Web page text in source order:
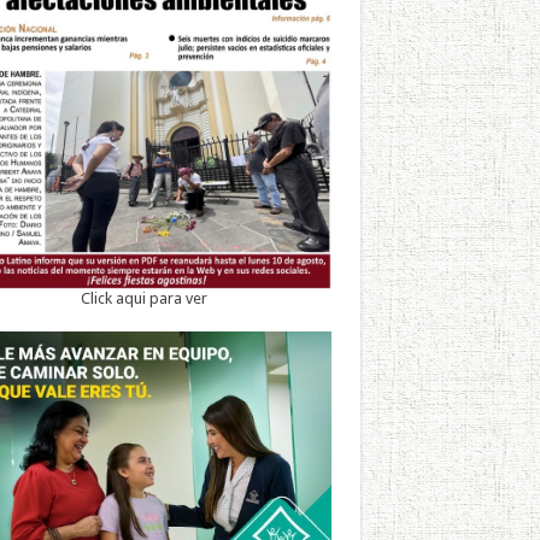
Click aqui para ver